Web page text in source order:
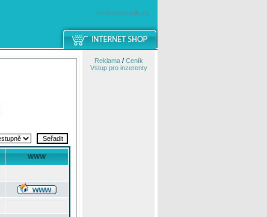
windowsmobile.cz
WWW
Reklama/ Ceník
Vstup pro inzerenty